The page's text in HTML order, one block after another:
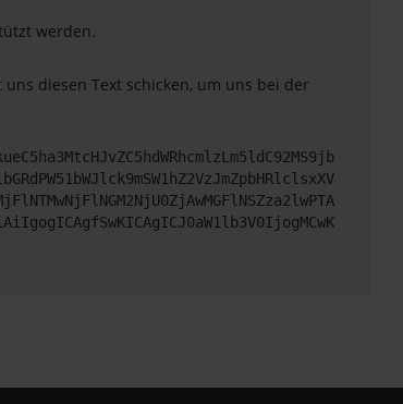
werden.
diesen Text schicken, um uns bei der